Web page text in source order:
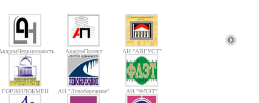
АкадемПроект АН "АВГУСТ"
ГОРЖИЛОБМЕН АН "Левобережное" АН "ФЛЭТ"